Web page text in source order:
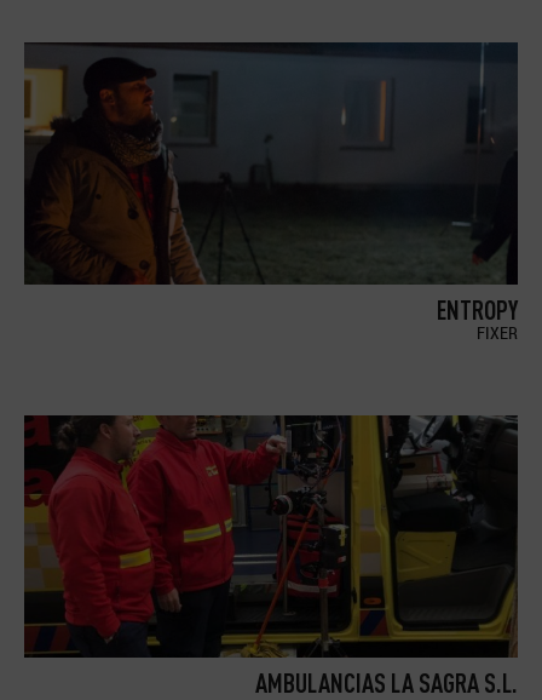
ENTROPY
FIXER
AMBULANCIAS LA SAGRA S.L.